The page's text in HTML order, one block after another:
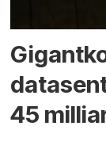
45